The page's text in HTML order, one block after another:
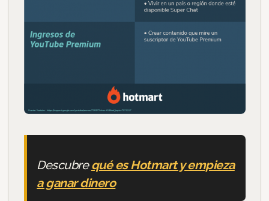
Descubrequé es Hotmart y empieza
a ganar dinero